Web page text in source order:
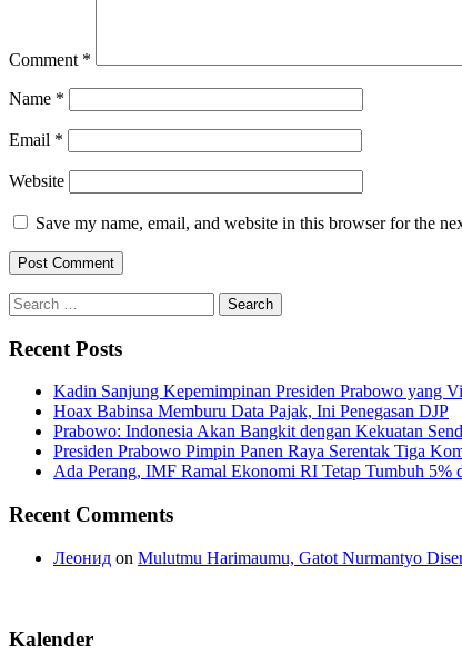
Comment *
Name *
Email *
Website
Save my name, email, and website in this browser for the
Search
for:
Recent Posts
Kadin Sanjung Kepemimpinan Presiden Prabowo yang
Hoax Babinsa Memburu Data Pajak, Ini Penegasan DJP
Prabowo: Indonesia Akan Bangkit dengan Kekuatan
Presiden Prabowo Pimpin Panen Raya Serentak Tiga
Ada Perang, IMF Ramal Ekonomi RI Tetap Tumbuh 5%
Recent Comments
Леонид on Mulutmu Harimaumu, Gatot Nurmantyo
Kalender